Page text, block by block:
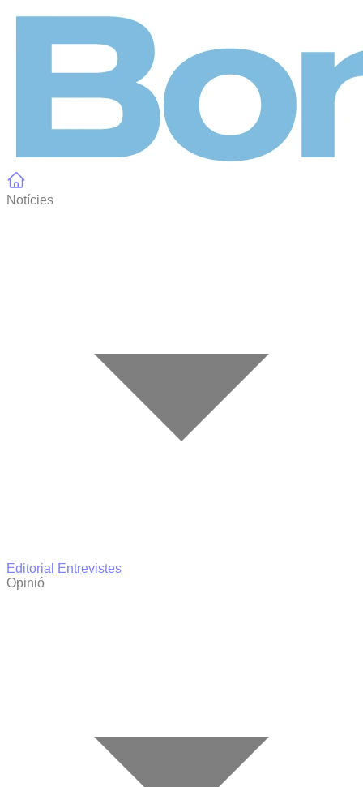
Notícies
Editorial
Entrevistes
Opinió